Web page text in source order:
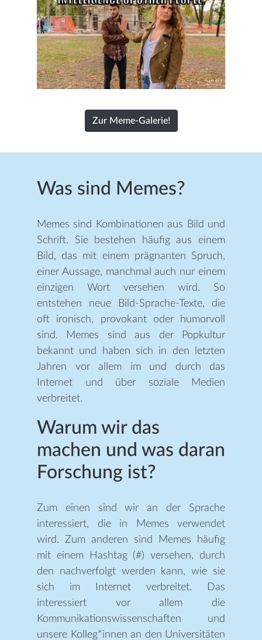
Zur Meme-Galerie!
Was sind Memes?
Memes sind Kombinationen aus Bild und
Schrift. Sie bestehen häufig aus einem
Bild, das mit einem prägnanten Spruch,
einer Aussage, manchmal auch nur einem
einzigen Wort versehen wird. So
entstehen neue Bild-Sprache-Texte, die
oft ironisch, provokant oder humorvoll
sind. Memes sind aus der Popkultur
bekannt und haben sich in den letzten
Jahren vor allem im und durch das
Internet und über soziale Medien
verbreitet.
Warum wir das
machen und was daran
Forschung ist?
Zum einen sind wir an der Sprache
interessiert, die in Memes verwendet
wird. Zum anderen sind Memes häufig
mit einem Hashtag (#) versehen, durch
den nachverfolgt werden kann, wie sie
sich im Internet verbreitet. Das
interessiert vor allem die
Kommunikationswissenschaften und
unsere Kolleg*innen an den Universitäten